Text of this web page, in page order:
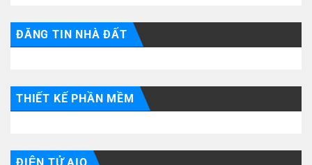
ĐĂNG TIN NHÀ ĐẤT
THIẾT KẾ PHẦN MỀM